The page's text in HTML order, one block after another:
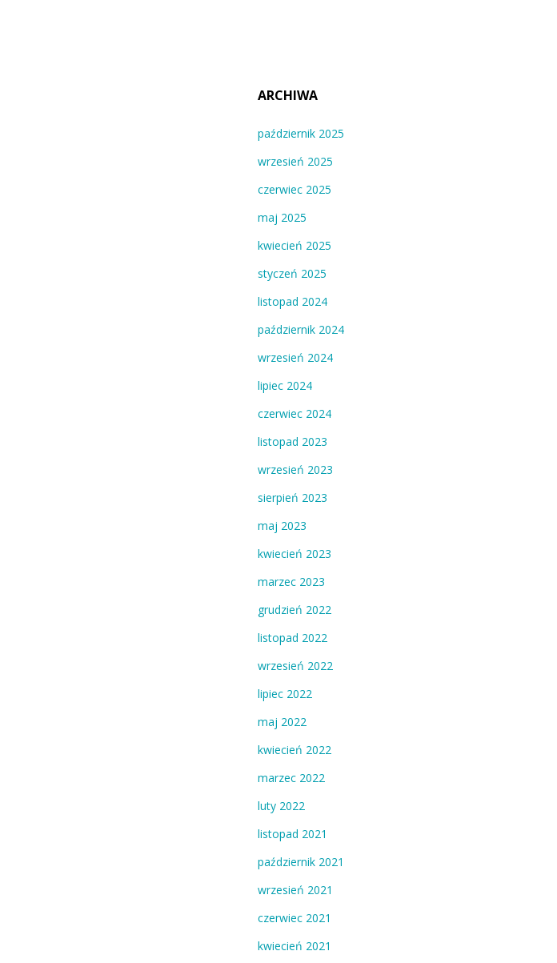
ARCHIWA
październik 2025
wrzesień 2025
czerwiec 2025
maj 2025
kwiecień 2025
styczeń 2025
listopad 2024
październik 2024
wrzesień 2024
lipiec 2024
czerwiec 2024
listopad 2023
wrzesień 2023
sierpień 2023
maj 2023
kwiecień 2023
marzec 2023
grudzień 2022
listopad 2022
wrzesień 2022
lipiec 2022
maj 2022
kwiecień 2022
marzec 2022
luty 2022
listopad 2021
październik 2021
wrzesień 2021
czerwiec 2021
kwiecień 2021